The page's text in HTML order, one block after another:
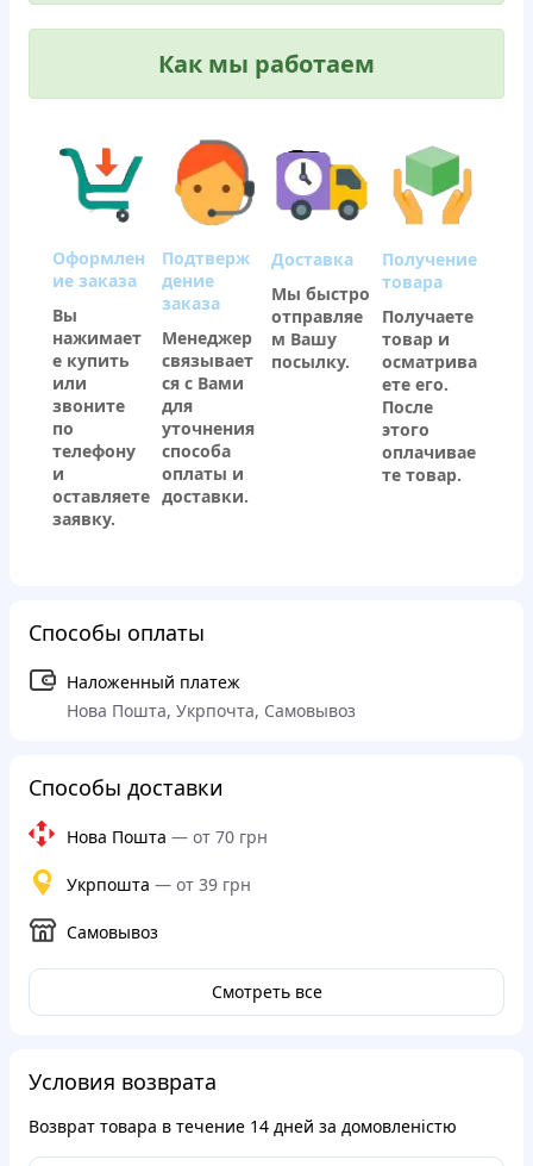
Как мы работаем
Оформлен
ие заказа
Вы
нажимает
е купить
или
звоните
по
телефону
и
оставляете
заявку.
Подтверж
дение
заказа
Менеджер
связывает
ся с Вами
для
уточнения
способа
оплаты и
доставки.
Доставка
Мы быстро
отправляе
м Вашу
посылку.
Получение
товара
Получаете
товар и
осматрива
ете его.
После
этого
оплачивае
те товар.
Способы оплаты
Наложенный платеж
Нова Пошта, Укрпочта, Самовывоз
Способы доставки
Нова Пошта — от 70 грн
Укрпошта — от 39 грн
Самовывоз
Смотреть все
Условия возврата
Возврат товара в течение 14 дней за домовленістю